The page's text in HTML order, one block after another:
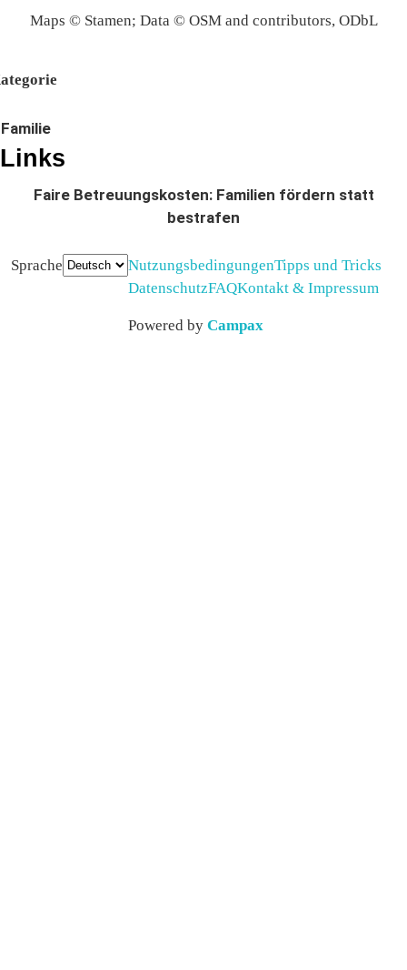
Maps © Stamen; Data © OSM and contributors, ODbL
Familie
Links
Faire Betreuungskosten: Familien fördern statt
bestrafen
Sprache NutzungsbedingungenTipps und Tricks
DatenschutzFAQKontakt & Impressum
Powered by Campax